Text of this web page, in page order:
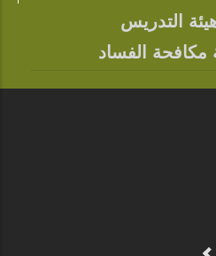
التدريس
مكافحة الفساد